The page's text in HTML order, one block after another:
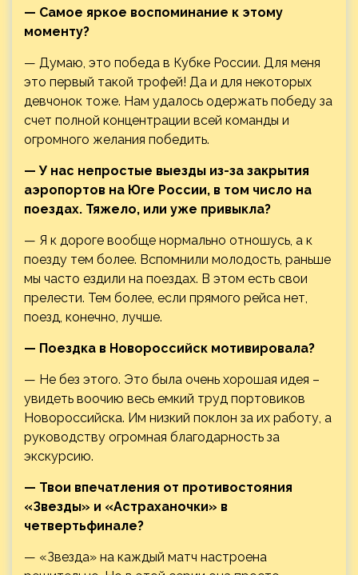
— Самое яркое воспоминание к этому
моменту?
— Думаю, это победа в Кубке России. Для меня
это первый такой трофей! Да и для некоторых
девчонок тоже. Нам удалось одержать победу за
счет полной концентрации всей команды и
огромного желания победить.
— У нас непростые выезды из-за закрытия
аэропортов на Юге России, в том число на
поездах. Тяжело, или уже привыкла?
— Я к дороге вообще нормально отношусь, а к
поезду тем более. Вспомнили молодость, раньше
мы часто ездили на поездах. В этом есть свои
прелести. Тем более, если прямого рейса нет,
поезд, конечно, лучше.
— Поездка в Новороссийск мотивировала?
— Не без этого. Это была очень хорошая идея –
увидеть воочию весь емкий труд портовиков
Новороссийска. Им низкий поклон за их работу, а
руководству огромная благодарность за
экскурсию.
— Твои впечатления от противостояния
«Звезды» и «Астраханочки» в
четвертьфинале?
— «Звезда» на каждый матч настроена